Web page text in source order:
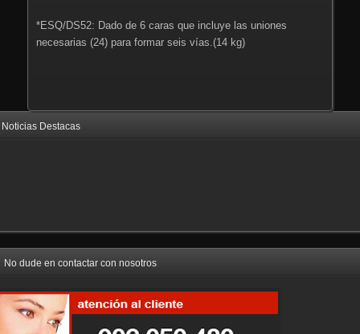
*ESQ/DS52: Dado de 6 caras que incluye las uniones
necesarias (24) para formar seis vías.(14 kg)
Noticias Destacas
No dude en contactar con nosotros